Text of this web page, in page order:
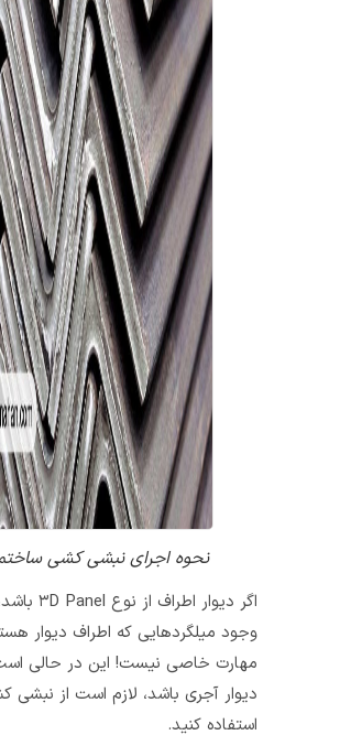
نحوه اجرای نبشی کشی ساختمان
اگر دیوار اطراف از نوع ۳D Panel باشد، به دلیل
وجود میلگردهایی که اطراف دیوار هستند؛ نیاز به
مهارت خاصی نیست! این در حالی است که اگر
دیوار آجری باشد، لازم است از نبشی کشی
استفاده کنید.